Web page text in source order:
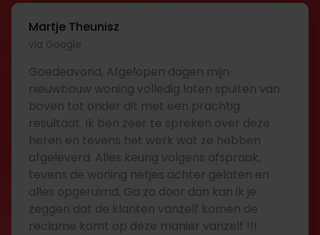
Martje Theunisz
via Google
Goedeavond, Afgelopen dagen mijn
nieuwbouw woning volledig laten spuiten van
boven tot onder dit met een prachtig
resultaat. Ik ben zeer te spreken over deze
heren en tevens het werk wat ze hebben
afgeleverd. Alles keurig volgens afspraak,
tevens de woning netjes achter gelaten en
alles opgeruimd. Ga zo door dan kan ik je
zeggen dat de klanten vanzelf komen de
reclame komt op deze manier vanzelf !!!